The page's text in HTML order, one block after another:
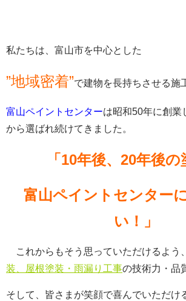
私たちは、富山市を中心とした
”地域密着”で建物を長持ちさせる施
富山ペイントセンターは昭和50年に創業
から選ばれ続けてきました。
「10年後、20年後の
富山ペイントセンター
い！」
これからもそう思っていただけるよう
装、屋根塗装・雨漏り工事の技術力・品
そして、皆さまが笑顔で喜んでいただけ